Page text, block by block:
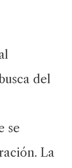
del
se
La